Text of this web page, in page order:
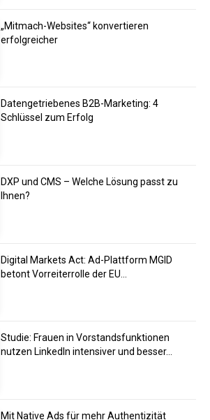
„Mitmach-Websites“ konvertieren
erfolgreicher
Datengetriebenes B2B-Marketing: 4
Schlüssel zum Erfolg
DXP und CMS – Welche Lösung passt zu
Ihnen?
Digital Markets Act: Ad-Plattform MGID
betont Vorreiterrolle der EU...
Studie: Frauen in Vorstandsfunktionen
nutzen LinkedIn intensiver und besser...
Mit Native Ads für mehr Authentizität